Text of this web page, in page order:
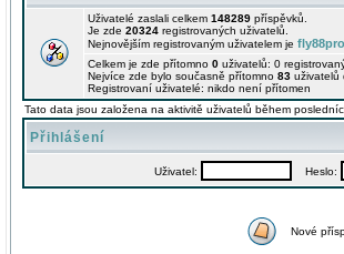
Uživatelé zaslali celkem 148289 příspěvků.
Je zde 20324 registrovaných uživatelů.
Nejnovějším registrovaným uživatelem je
Celkem je zde přítomno 0 uživatelů: 0
Nejvíce zde bylo současně přítomno 83 uživatelů
Registrovaní uživatelé: nikdo není přítomen
Tato data jsou založena na aktivitě uživatelů během
Přihlášení
Uživatel: Heslo:
Nové